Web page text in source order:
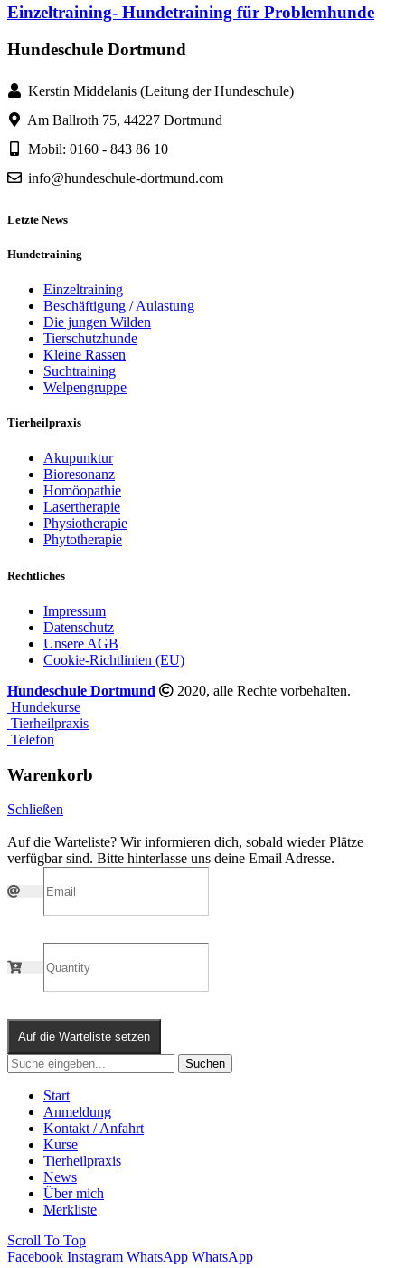
Einzeltraining- Hundetraining für Problemhunde
Hundeschule Dortmund
Kerstin Middelanis (Leitung der Hundeschule)
Am Ballroth 75, 44227 Dortmund
Mobil: 0160 - 843 86 10
info@hundeschule-dortmund.com
Letzte News
Hundetraining
Einzeltraining
Beschäftigung / Aulastung
Die jungen Wilden
Tierschutzhunde
Kleine Rassen
Suchtraining
Welpengruppe
Tierheilpraxis
Akupunktur
Bioresonanz
Homöopathie
Lasertherapie
Physiotherapie
Phytotherapie
Rechtliches
Impressum
Datenschutz
Unsere AGB
Cookie-Richtlinien (EU)
Hundeschule Dortmund
2020, alle Rechte vorbehalten.
Hundekurse
Tierheilpraxis
Telefon
Warenkorb
Schließen
Auf die Warteliste? Wir informieren dich, sobald wieder Plätze
verfügbar sind. Bitte hinterlasse uns deine Email Adresse.
Auf die Warteliste setzen
Suchen
Start
Anmeldung
Kontakt / Anfahrt
Kurse
Tierheilpraxis
News
Über mich
Merkliste
Scroll To Top
Facebook Instagram WhatsApp WhatsApp